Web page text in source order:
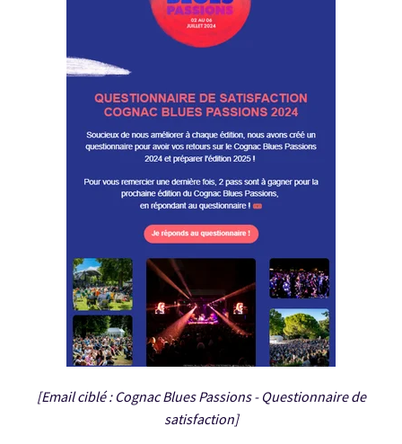
[Email ciblé : Cognac Blues Passions - Questionnaire de
satisfaction]